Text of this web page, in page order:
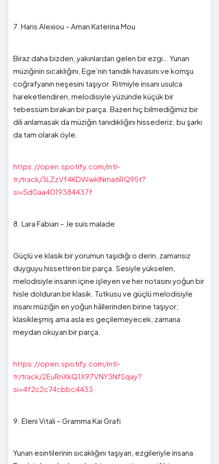
7. Haris Alexiou – Aman Katerina Mou
Biraz daha bizden, yakınlardan gelen bir ezgi… Yunan
müziğinin sıcaklığını, Ege’nin tanıdık havasını ve komşu
coğrafyanın neşesini taşıyor. Ritmiyle insanı usulca
hareketlendiren, melodisiyle yüzünde küçük bir
tebessüm bırakan bir parça. Bazen hiç bilmediğimiz bir
dili anlamasak da müziğin tanıdıklığını hissederiz; bu şarkı
da tam olarak öyle.
https://open.spotify.com/intl-
tr/track/3LZzVf4KDWwkINma6RQ95t?
si=5d0aa4019384437f
8. Lara Fabian – Je suis malade
Güçlü ve klasik bir yorumun taşıdığı o derin, zamansız
duyguyu hissettiren bir parça. Sesiyle yükselen,
melodisiyle insanın içine işleyen ve her notasını yoğun bir
hisle dolduran bir klasik. Tutkusu ve güçlü melodisiyle
insanı müziğin en yoğun hâllerinden birine taşıyor;
klasikleşmiş ama asla es geçilemeyecek, zamana
meydan okuyan bir parça.
https://open.spotify.com/intl-
tr/track/2EuRnXkQ1X97VNY3NfSqay?
si=4f2c2c74cbbc4433
9. Eleni Vitali – Gramma Kai Grafi
Yunan esintilerinin sıcaklığını taşıyan, ezgileriyle insana